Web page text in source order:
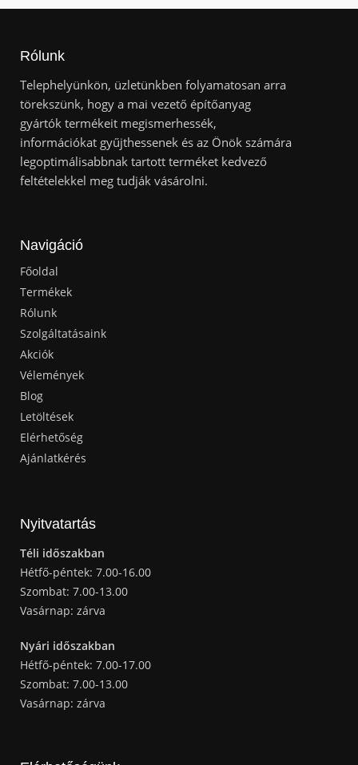
Rólunk
Telephelyünkön, üzletünkben folyamatosan arra
törekszünk, hogy a mai vezető építőanyag
gyártók termékeit megismerhessék,
információkat gyűjthessenek és az Önök számára
legoptimálisabbnak tartott terméket kedvező
feltételekkel meg tudják vásárolni.
Navigáció
Főoldal
Termékek
Rólunk
Szolgáltatásaink
Akciók
Vélemények
Blog
Letöltések
Elérhetőség
Ajánlatkérés
Nyitvatartás
Téli időszakban
Hétfő-péntek: 7.00-16.00
Szombat: 7.00-13.00
Vasárnap: zárva
Nyári időszakban
Hétfő-péntek: 7.00-17.00
Szombat: 7.00-13.00
Vasárnap: zárva